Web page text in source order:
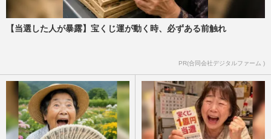
【当選した人が暴露】宝くじ運が動く時、必ずある前触れ
PR(合同会社デジタルファーム )